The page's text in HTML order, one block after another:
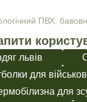
ПВХ,
львів
для
для